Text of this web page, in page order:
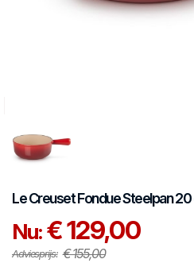
Le CreusetFondueSteelpan
Nu:€ 129,00
Adviesprijs: € 155,00